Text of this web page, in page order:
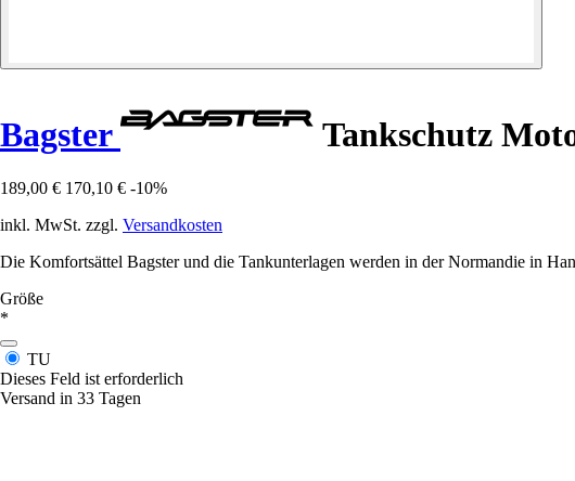
Bagster Tankschutz
189,00 € 170,10 € -10%
inkl. MwSt. zzgl. Versandkosten
Die Komfortsättel Bagster und die Tankunterlagen werden in der Normandie in
Größe
*
TU
Dieses Feld ist erforderlich
Versand in 33 Tagen